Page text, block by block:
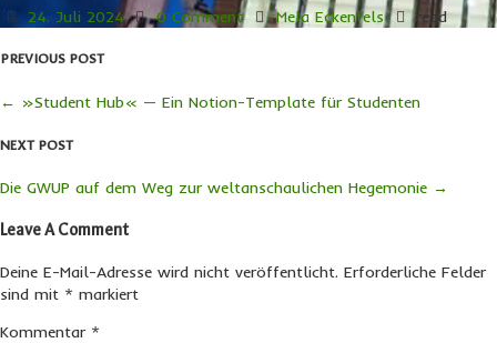
24. Juli 2024 0 Comment Mela Eckenfels read
PREVIOUS POST
← »Student Hub« — Ein Notion-Template für Studenten
NEXT POST
Die GWUP auf dem Weg zur weltanschaulichen Hegemonie →
Leave A Comment
Deine E-Mail-Adresse wird nicht veröffentlicht. Erforderliche Felder
sind mit * markiert
Kommentar *